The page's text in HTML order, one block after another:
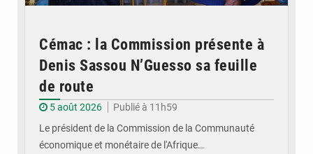
Cémac : la Commission présente à
Denis Sassou N’Guesso sa feuille
de route
5 août 2026
Publié à 11h59
Le président de la Commission de la Communauté
économique et monétaire de l'Afrique…